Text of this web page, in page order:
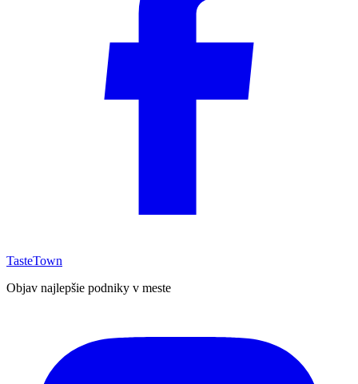
TasteTown
Objav najlepšie podniky v meste